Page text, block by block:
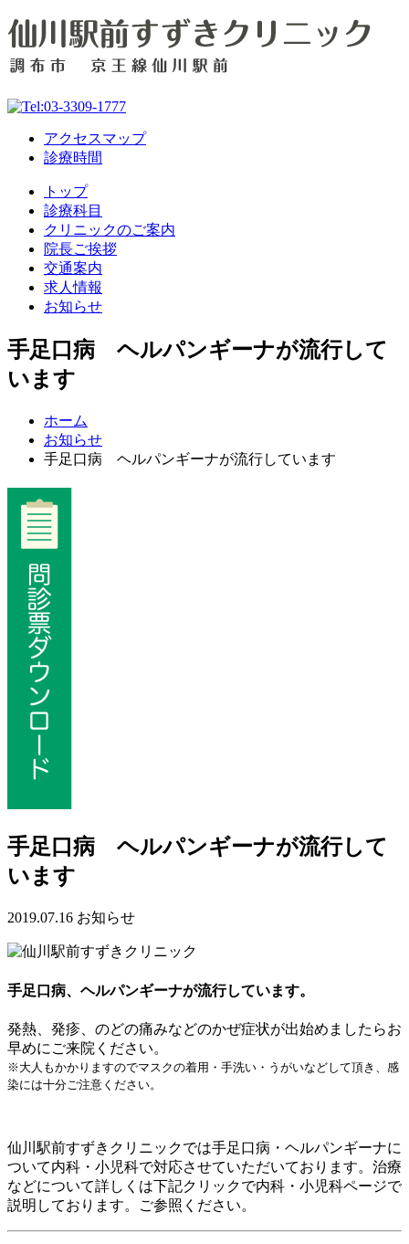
アクセスマップ
診療時間
トップ
診療科目
クリニックのご案内
院長ご挨拶
交通案内
求人情報
お知らせ
手足口病 ヘルパンギーナが流行して
います
ホーム
お知らせ
手足口病 ヘルパンギーナが流行しています
手足口病 ヘルパンギーナが流行して
います
2019.07.16 お知らせ
手足口病、ヘルパンギーナが流行しています。
発熱、発疹、のどの痛みなどのかぜ症状が出始めましたらお
早めにご来院ください。
※大人もかかりますのでマスクの着用・手洗い・うがいなどして頂き、感
染には十分ご注意ください。
仙川駅前すずきクリニックでは手足口病・ヘルパンギーナに
ついて内科・小児科で対応させていただいております。治療
などについて詳しくは下記クリックで内科・小児科ページで
説明しております。ご参照ください。